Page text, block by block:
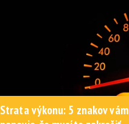
Strata výkonu: 5 znakov vám